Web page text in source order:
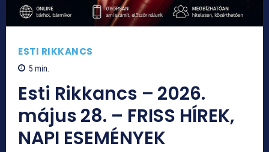
ESTI RIKKANCS
5 min.
Esti Rikkancs – 2026.
május 28. – FRISS HÍREK,
NAPI ESEMÉNYEK